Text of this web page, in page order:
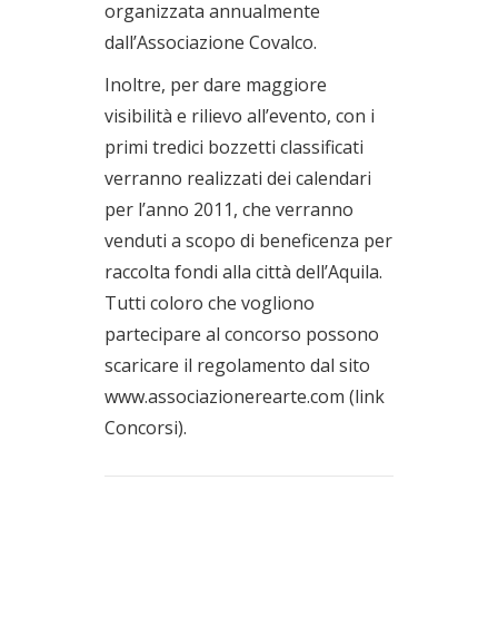
organizzata annualmente
dall’Associazione Covalco.
Inoltre, per dare maggiore
visibilità e rilievo all’evento, con i
primi tredici bozzetti classificati
verranno realizzati dei calendari
per l’anno 2011, che verranno
venduti a scopo di beneficenza per
raccolta fondi alla città dell’Aquila.
Tutti coloro che vogliono
partecipare al concorso possono
scaricare il regolamento dal sito
www.associazionerearte.com (link
Concorsi).